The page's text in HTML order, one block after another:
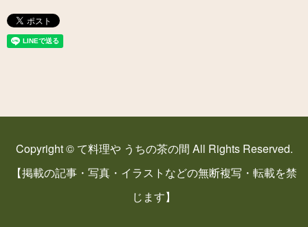
Copyright © て料理や うちの茶の間 All Rights Reserved.
【掲載の記事・写真・イラストなどの無断複写・転載を禁
じます】